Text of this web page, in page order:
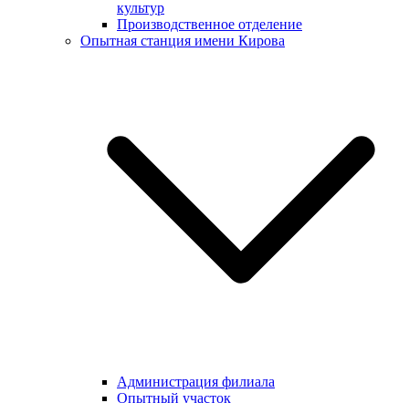
культур
Производственное отделение
Опытная станция имени Кирова
Администрация филиала
Опытный участок